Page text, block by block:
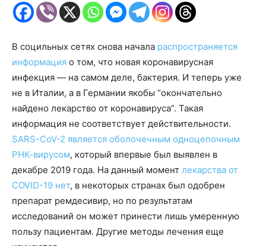
В социльных сетях снова начала распространяется
информация о том, что новая коронавирусная
инфекция — на самом деле, бактерия. И теперь уже
не в Италии, а в Германии якобы “окончательно
найдено лекарство от коронавируса”. Такая
информация не соответствует действительности.
SARS-CoV-2 является оболочечным одноцепочным
РНК-вирусом, который впервые был выявлен в
декабре 2019 года. На данный момент лекарства от
COVID-19 нет, в некоторых странах был одобрен
препарат ремдесивир, но по результатам
исследований он может принести лишь умеренную
пользу пациентам. Другие методы лечения еще